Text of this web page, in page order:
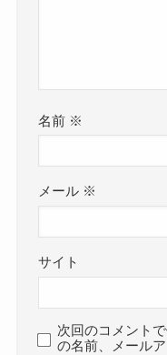
名前 ※
メール ※
サイト
次回のコメント
の名前、メール